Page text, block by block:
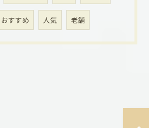
おすすめ 人気 老舗